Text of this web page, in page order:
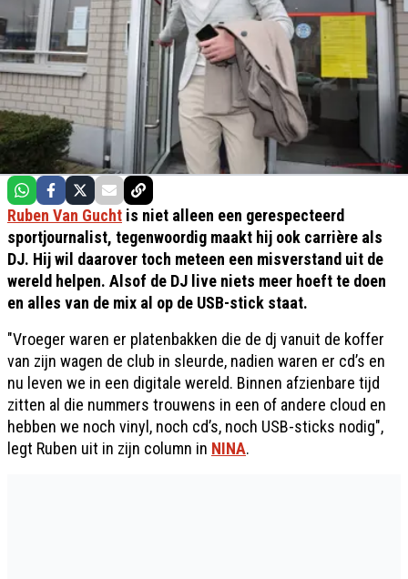
Ruben Van Gucht is niet alleen een gerespecteerd
sportjournalist, tegenwoordig maakt hij ook carrière als
DJ. Hij wil daarover toch meteen een misverstand uit de
wereld helpen. Alsof de DJ live niets meer hoeft te doen
en alles van de mix al op de USB-stick staat.
"Vroeger waren er platenbakken die de dj vanuit de koffer
van zijn wagen de club in sleurde, nadien waren er cd’s en
nu leven we in een digitale wereld. Binnen afzienbare tijd
zitten al die nummers trouwens in een of andere cloud en
hebben we noch vinyl, noch cd’s, noch USB-sticks nodig",
legt Ruben uit in zijn column in NINA.